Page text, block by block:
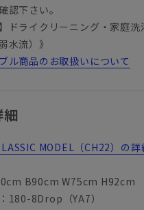
認下さい。
】ドライクリーニング・家庭
水流）》
ル商品のお取扱いについて
MODEL（CH22）の
B90cm W75cm H92cm
180-8Drop（YA7）